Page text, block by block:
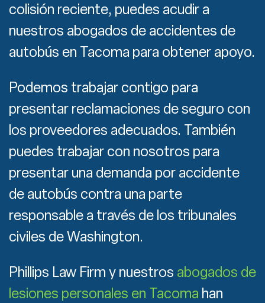
colisión reciente, puedes acudir a
nuestros abogados de accidentes de
autobús en Tacoma para obtener apoyo.
Podemos trabajar contigo para
presentar reclamaciones de seguro con
los proveedores adecuados. También
puedes trabajar con nosotros para
presentar una demanda por accidente
de autobús contra una parte
responsable a través de los tribunales
civiles de Washington.
Phillips Law Firm y nuestros abogados de
lesiones personales en Tacoma han